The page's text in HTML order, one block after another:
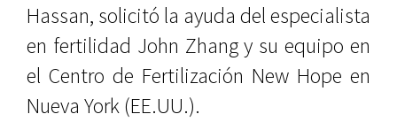
Hassan, solicitó la ayuda del especialista
en fertilidad John Zhang y su equipo en
el Centro de Fertilización New Hope en
Nueva York (EE.UU.).